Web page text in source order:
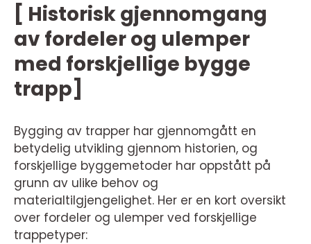
[ Historisk gjennomgang
av fordeler og ulemper
med forskjellige bygge
trapp]
Bygging av trapper har gjennomgått en
betydelig utvikling gjennom historien, og
forskjellige byggemetoder har oppstått på
grunn av ulike behov og
materialtilgjengelighet. Her er en kort oversikt
over fordeler og ulemper ved forskjellige
trappetyper: